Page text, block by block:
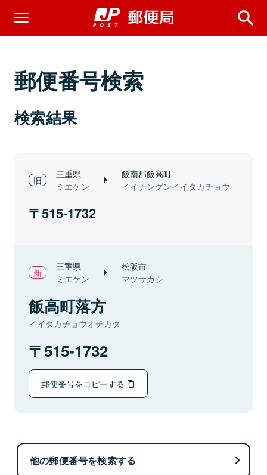
郵便番号検索
検索結果
三重県
ミエケン
飯南郡飯高町
イイナングンイイタカチョウ
515-1732
三重県
ミエケン
松阪市
マツサカシ
飯高町落方
イイタカチョウオチカタ
515-1732
郵便番号をコピーする
他の郵便番号を検索する